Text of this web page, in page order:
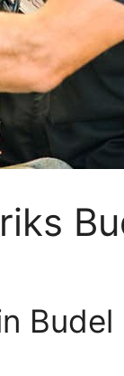
Budel